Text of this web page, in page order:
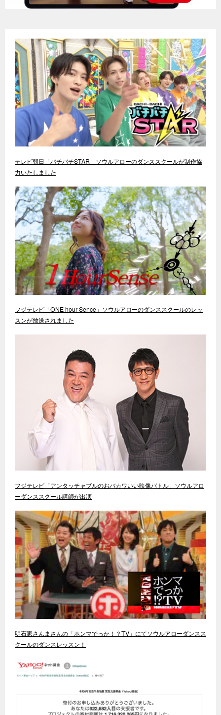
テレビ朝日「バチバチSTAR」ソウルアローのダンススクールが制作協
力いたしました
フジテレビ「ONE hour Sence」ソウルアローのダンススクールのレッ
スンが放送されました
フジテレビ「アンタッチャブルのおバカワいい映像バトル」ソウルアロ
ーダンススクール講師が出演
明石家さんまさんの「ホンマでっか！？TV」にてソウルアローダンスス
クールのダンスレッスン！